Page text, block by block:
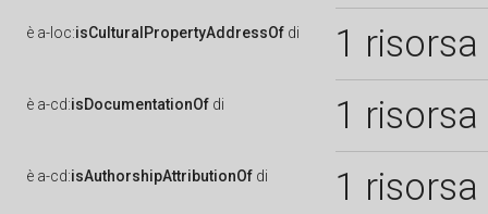
è a-loc:isCulturalPropertyAddressOf di 1 risorsa
è a-cd:isDocumentationOf di 1 risorsa
è a-cd:isAuthorshipAttributionOf di 1 risorsa